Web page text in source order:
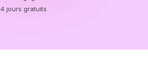
jours gratuits